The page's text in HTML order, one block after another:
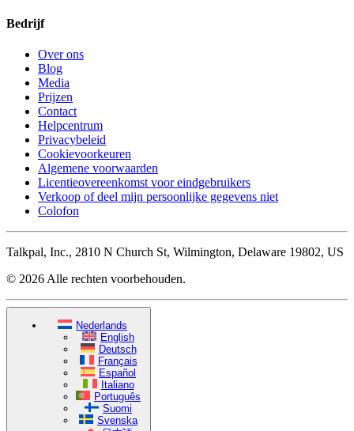
Bedrijf
Over ons
Blog
Media
Prijzen
Contact
Helpcentrum
Privacybeleid
Cookievoorkeuren
Algemene voorwaarden
Licentieovereenkomst voor eindgebruikers
Verkoop of deel mijn persoonlijke gegevens niet
Colofon
Talkpal, Inc., 2810 N Church St, Wilmington, Delaware 19802, US
© 2026 Alle rechten voorbehouden.
Nederlands
English
Deutsch
Français
Español
Italiano
Português
Suomi
Svenska